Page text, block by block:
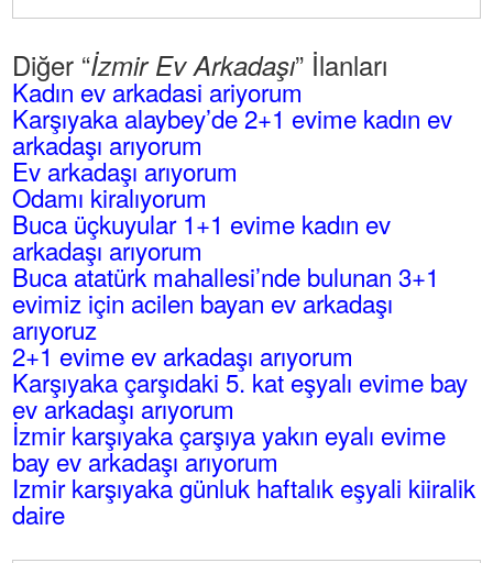
Diğer “İzmir Ev Arkadaşı” İlanları
Kadın ev arkadasi ariyorum
Karşıyaka alaybey’de 2+1 evime kadın ev
arkadaşı arıyorum
Ev arkadaşı arıyorum
Odamı kiralıyorum
Buca üçkuyular 1+1 evime kadın ev
arkadaşı arıyorum
Buca atatürk mahallesi’nde bulunan 3+1
evimiz için acilen bayan ev arkadaşı
arıyoruz
2+1 evime ev arkadaşı arıyorum
Karşıyaka çarşıdaki 5. kat eşyalı evime bay
ev arkadaşı arıyorum
İzmir karşıyaka çarşıya yakın eyalı evime
bay ev arkadaşı arıyorum
Izmir karşıyaka günluk haftalık eşyali kiiralik
daire